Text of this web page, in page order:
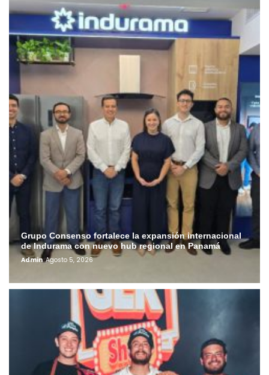
Grupo Consenso fortalece la expansión internacional
de Indurama con nuevo hub regional en Panamá
Admin Agosto 5, 2026